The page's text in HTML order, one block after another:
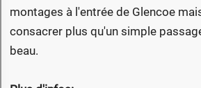
montages à l'entrée de Glencoe
consacrer plus qu'un simple
beau.